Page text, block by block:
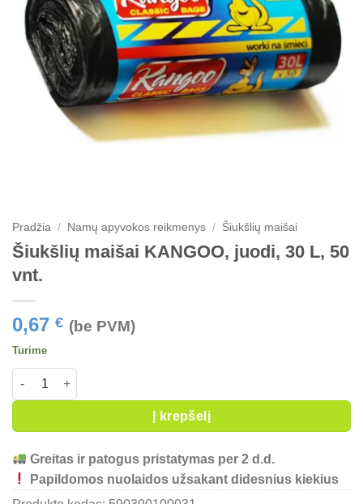
Pradžia / Namų apyvokos reikmenys / Šiukšlių maišai
Šiukšlių maišai KANGOO, juodi, 30 L, 50
vnt.
0,67 € (be PVM)
Turime
produkto kiekis: Šiukšlių maišai KANGOO, juodi, 30 L, 50 vnt.
Į krepšelį
Greitas ir patogus pristatymas per 2 d.d.
Papildomos nuolaidos užsakant didesnius kiekius